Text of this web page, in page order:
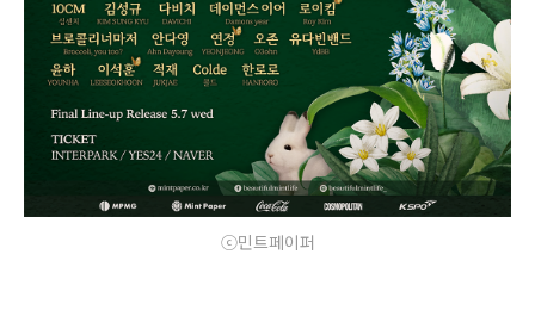
ⓒ민트페이퍼